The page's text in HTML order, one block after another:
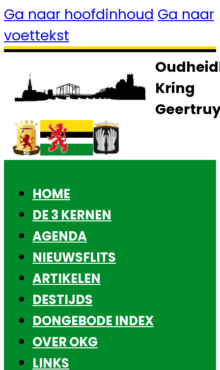
Ga naar hoofdinhoud Ga naar
voettekst
Kring
HOME
DE 3 KERNEN
AGENDA
NIEUWSFLITS
ARTIKELEN
DESTIJDS
DONGEBODE INDEX
OVER OKG
LINKS